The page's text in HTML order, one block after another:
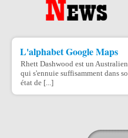
L'alphabet Google Maps
Rhett Dashwood est un Australien
qui s'ennuie suffisamment dans
état de [...]